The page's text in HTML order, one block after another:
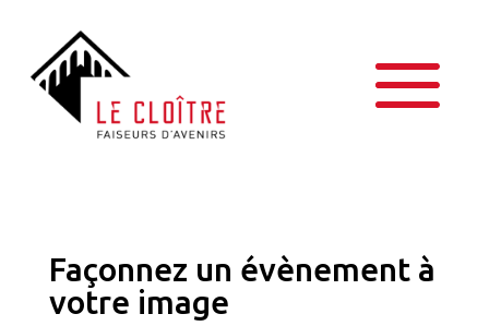
Façonnez un évènement à
votre image